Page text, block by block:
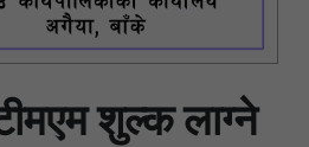
शुल्क लाग्ने